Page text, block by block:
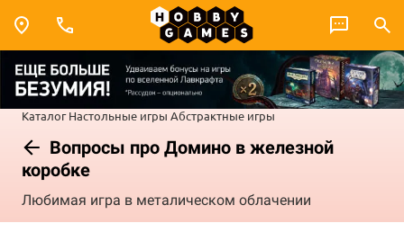
Каталог Настольные игры Абстрактные игры
Вопросы про Домино в железной
коробке
Любимая игра в металическом облачении